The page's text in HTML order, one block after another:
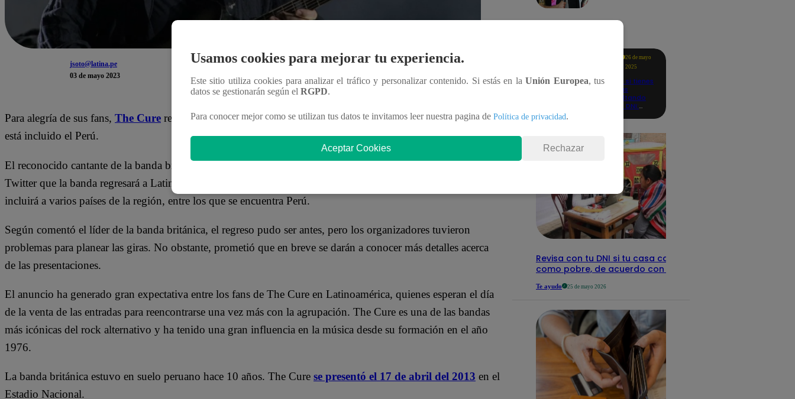
jsoto@latina.pe
03 de mayo 2023
Para alegría de sus fans, The Cure regresa al Perú. Robert Smith anunció gira por Latinoamérica en la cual
está incluido el Perú.
El reconocido cantante de la banda británica The Cure, Robert Smith, dio a conocer a través de su cuenta de
Twitter que la banda regresará a Latinoamérica con su gira musical “Shows Of A Lost World 2023″. El tour
incluirá a varios países de la región, entre los que se encuentra Perú.
Según comentó el líder de la banda británica, el regreso pudo ser antes, pero los organizadores tuvieron
problemas para planear las giras. No obstante, prometió que en breve se darán a conocer más detalles acerca
de las presentaciones.
El anuncio ha generado gran expectativa entre los fans de The Cure en Latinoamérica, quienes esperan el día
de la venta de las entradas para reencontrarse una vez más con la agrupación. The Cure es una de las bandas
más icónicas del rock alternativo y ha tenido una gran influencia en la música desde su formación en el año
1976.
La banda británica estuvo en suelo peruano hace 10 años. The Cure se presentó el 17 de abril del 2013 en el
Estadio Nacional.
26 de mayo
2025
Revisa si tienes
deudas
consultando
con tu DNI:
Revisa con tu DNI si tu casa califica
como pobre, de acuerdo con el Sisfoh
Te ayudo 25 de mayo 2026
Usamos cookies para mejorar tu experiencia.
Este sitio utiliza cookies para analizar el tráfico y personalizar contenido. Si estás en laUnión Europea, tus
datos se gestionarán según el RGPD.
Para conocer mejor como se utilizan tus datos te invitamos leer nuestra pagina de Política de privacidad.
Aceptar Cookies Rechazar